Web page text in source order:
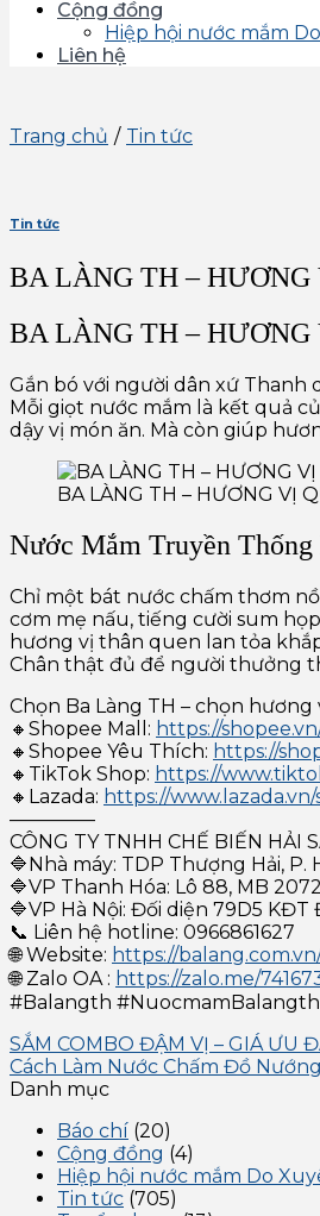
Cộng đồng
Hiệp hội nước mắm
Liên hệ
Trang chủ / Tin tức
Tin tức
BA LÀNG TH –
BA LÀNG TH –
Gắn bó với người dân xứ Thanh
Mỗi giọt nước mắm là kết quả
dậy vị món ăn. Mà còn giúp
BA LÀNG TH – HƯƠNG VỊ
Nước Mắm Truyền
Chỉ một bát nước chấm thơm
cơm mẹ nấu, tiếng cười sum
hương vị thân quen lan tỏa
Chân thật đủ để người thưởng
Chọn Ba Làng TH – chọn
🔸Shopee Mall: https://
🔸Shopee Yêu Thích: https://
🔸TikTok Shop: https://
🔸Lazada: https://
————–
CÔNG TY TNHH CHẾ BIẾN HẢI
🔷Nhà máy: TDP Thượng Hải, P.
🔷VP Thanh Hóa: Lô 88, MB
🔷VP Hà Nội: Đối diện 79D5 KĐT
📞 Liên hệ hotline: 0966861627
🌐 Website: https://
🌐 Zalo OA : https://zalo.me/
#Balangth
SẮM COMBO ĐẬM VỊ – GIÁ ƯU
Cách Làm Nước Chấm Đồ
Danh mục
Báo chí (20)
Cộng đồng (4)
Hiệp hội nước mắm Do
Tin tức (705)